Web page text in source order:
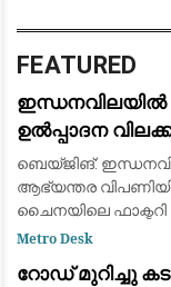
FEATURED
ഉൽപ്പാദന
ആയി കുറഞ്ഞു
ബെയ്‌ജിങ്:
ആഭ്യന്തര
ചൈനയിലെ ഫാക്ടറി
Price Index /
Metro Desk
റോഡ് മുറിച്ചു